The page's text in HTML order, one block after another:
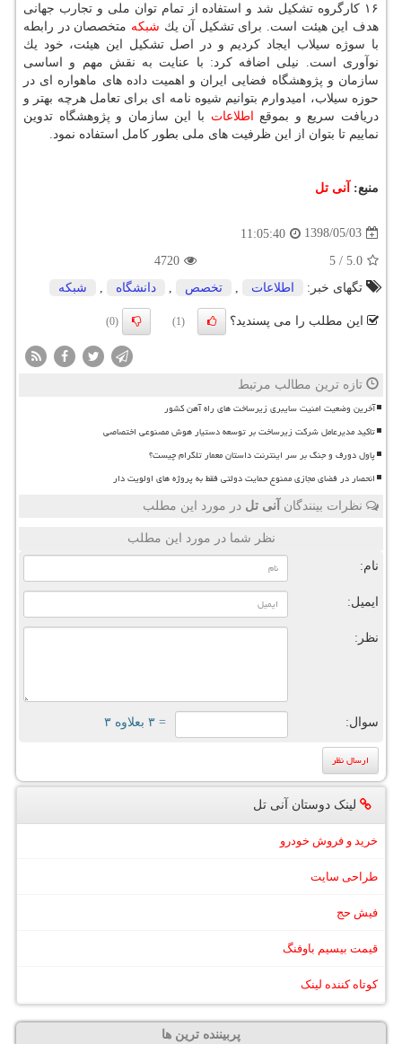
۱۶ كارگروه تشكیل شد و استفاده از تمام توان ملی و تجارب جهانی
هدف این هیئت است. برای تشكیل آن یك شبكه متخصصان در رابطه
با سوژه سیلاب ایجاد كردیم و در اصل تشكیل این هیئت، خود یك
نوآوری است. نیلی اضافه كرد: با عنایت به نقش مهم و اساسی
سازمان و پژوهشگاه فضایی ایران و اهمیت داده های ماهواره ای در
حوزه سیلاب، امیدوارم بتوانیم شیوه نامه ای برای تعامل هرچه بهتر و
دریافت سریع و بموقع
اطلاعات با این سازمان و پژوهشگاه تدوین
نماییم تا بتوان از این ظرفیت های ملی بطور كامل استفاده نمود.
منبع: آنی تل
1398/05/03
11:05:40
5.0
/
5
4720
تگهای خبر:
اطلاعات تخصص دانشگاه شبكه
این مطلب را می پسندید؟ (1)
(0)
تازه ترین مطالب مرتبط
آخرین وضعیت امنیت سایبری زیرساخت های راه آهن کشور
تاکید مدیرعامل شرکت زیرساخت بر توسعه دستیار هوش مصنوعی اختصاصی
پاول دورف و جنگ بر سر اینترنت داستان معمار تلگرام چیست؟
انحصار در فضای مجازی ممنوع حمایت دولتی فقط به پروژه های اولویت دار
نظرات بینندگان آنی تل در مورد این مطلب
نظر شما در مورد این مطلب
نام:
ایمیل:
نظر:
سوال: = ۳ بعلاوه ۳
لینک دوستان آنی تل
خرید و فروش خودرو
طراحی سایت
فیش حج
قیمت بیسیم باوفنگ
کوتاه کننده لینک
پربیننده ترین ها